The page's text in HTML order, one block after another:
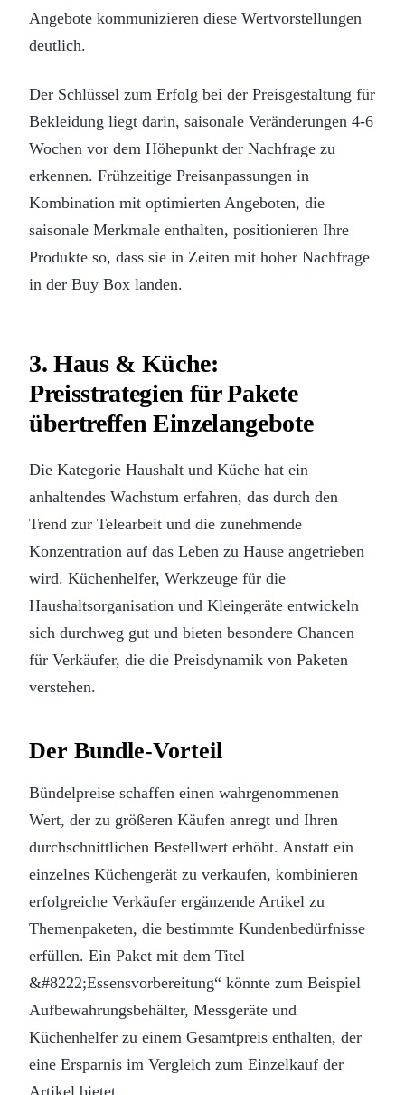
Angebote kommunizieren diese Wertvorstellungen
deutlich.
Der Schlüssel zum Erfolg bei der Preisgestaltung für
Bekleidung liegt darin, saisonale Veränderungen 4-6
Wochen vor dem Höhepunkt der Nachfrage zu
erkennen. Frühzeitige Preisanpassungen in
Kombination mit optimierten Angeboten, die
saisonale Merkmale enthalten, positionieren Ihre
Produkte so, dass sie in Zeiten mit hoher Nachfrage
in der Buy Box landen.
3. Haus & Küche:
Preisstrategien für Pakete
übertreffen Einzelangebote
Die Kategorie Haushalt und Küche hat ein
anhaltendes Wachstum erfahren, das durch den
Trend zur Telearbeit und die zunehmende
Konzentration auf das Leben zu Hause angetrieben
wird. Küchenhelfer, Werkzeuge für die
Haushaltsorganisation und Kleingeräte entwickeln
sich durchweg gut und bieten besondere Chancen
für Verkäufer, die die Preisdynamik von Paketen
verstehen.
Der Bundle-Vorteil
Bündelpreise schaffen einen wahrgenommenen
Wert, der zu größeren Käufen anregt und Ihren
durchschnittlichen Bestellwert erhöht. Anstatt ein
einzelnes Küchengerät zu verkaufen, kombinieren
erfolgreiche Verkäufer ergänzende Artikel zu
Themenpaketen, die bestimmte Kundenbedürfnisse
erfüllen. Ein Paket mit dem Titel
&#8222;Essensvorbereitung“ könnte zum Beispiel
Aufbewahrungsbehälter, Messgeräte und
Küchenhelfer zu einem Gesamtpreis enthalten, der
eine Ersparnis im Vergleich zum Einzelkauf der
Artikel bietet.